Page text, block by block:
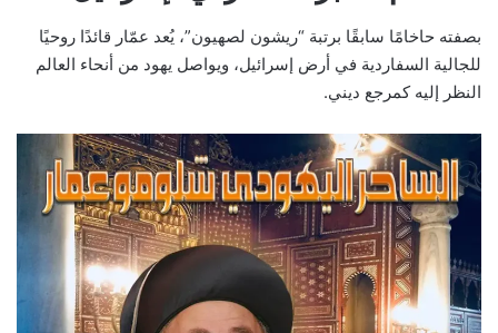
بصفته حاخامًا سابقًا برتبة “ريشون لصهيون”، يُعد عمّار قائدًا روحيًا
للجالية السفاردية في أرض إسرائيل، ويواصل يهود من أنحاء العالم
النظر إليه كمرجع ديني.